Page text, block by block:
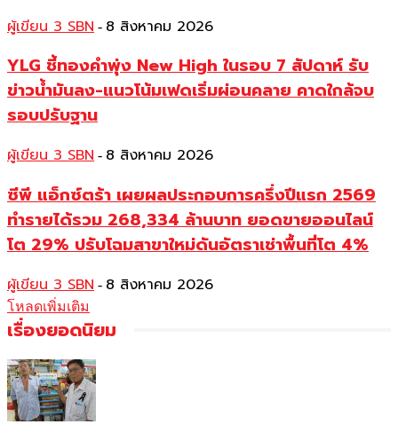
ผู้เขียน 3 SBN - 8 สิงหาคม 2026
YLG ชี้ทองคำพุ่ง New High ในรอบ 7 สัปดาห์ รับ
ข่าวน้ำมันลง-แนวโน้มเฟดเริ่มผ่อนคลาย คาดใกล้จบ
รอบปรับฐาน
ผู้เขียน 3 SBN - 8 สิงหาคม 2026
ซีพี แอ็กซ์ตร้า เผยผลประกอบการครึ่งปีแรก 2569
ทำรายได้รวม 268,334 ล้านบาท ยอดขายออนไลน์
โต 29% ปรับโฉมสาขาใหม่ดันอัตราเช่าพื้นที่โต 4%
ผู้เขียน 3 SBN - 8 สิงหาคม 2026
โหลดเพิ่มเติม
เรื่องยอดนิยม